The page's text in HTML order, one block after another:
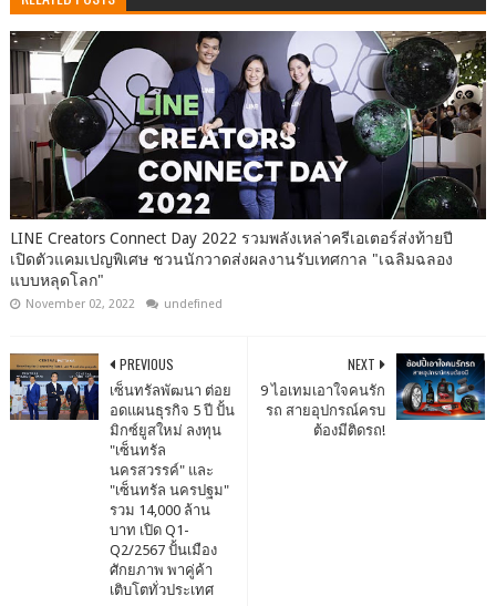
LINE Creators Connect Day 2022 รวมพลังเหล่าครีเอเตอร์ส่งท้ายปี
เปิดตัวแคมเปญพิเศษ ชวนนักวาดส่งผลงานรับเทศกาล "เฉลิมฉลอง
แบบหลุดโลก"
November 02, 2022 undefined
NEXT
9 ไอเทมเอาใจคนรัก
รถ สายอุปกรณ์ครบ
ต้องมีติดรถ!
PREVIOUS
เซ็นทรัลพัฒนา ต่อย
อดแผนธุรกิจ 5 ปี ปั้น
มิกซ์ยูสใหม่ ลงทุน
"เซ็นทรัล
นครสวรรค์" และ
"เซ็นทรัล นครปฐม"
รวม 14,000 ล้าน
บาท เปิด Q1-
Q2/2567 ปั้นเมือง
ศักยภาพ พาคู่ค้า
เติบโตทั่วประเทศ